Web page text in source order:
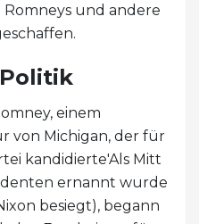
und andere
einem
von Michigan, der für
kandidierte'Als Mitt
ernannt wurde
besiegt), begann